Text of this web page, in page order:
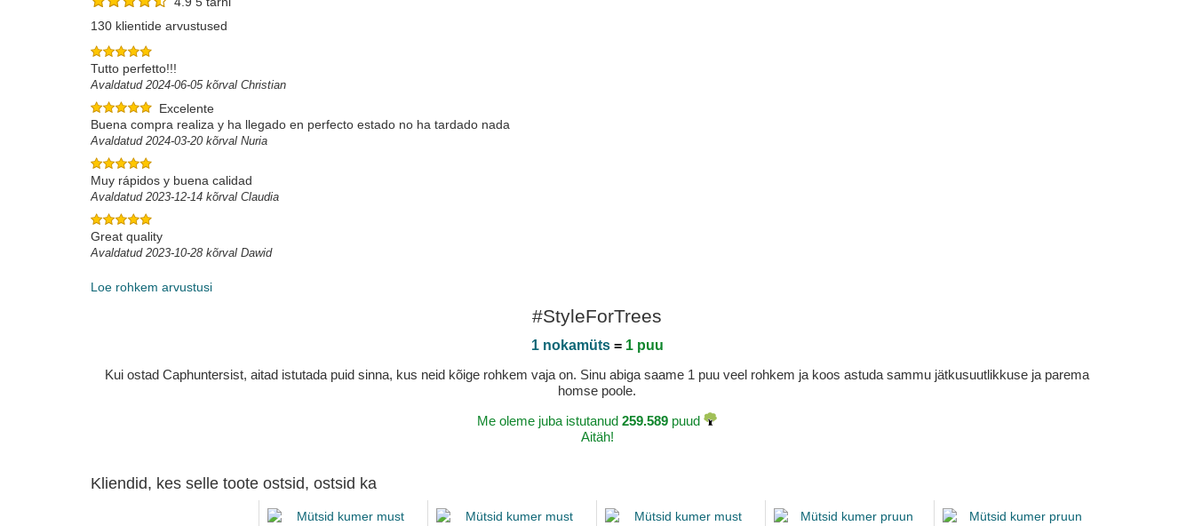
130 klientide arvustused
Tutto perfetto!!!
Avaldatud 2024-06-05 kõrval Christian
Excelente
Buena compra realiza y ha llegado en perfecto estado no ha tardado nada
Avaldatud 2024-03-20 kõrval Nuria
Muy rápidos y buena calidad
Avaldatud 2023-12-14 kõrval Claudia
Great quality
Avaldatud 2023-10-28 kõrval Dawid
Loe rohkem arvustusi
#StyleForTrees
1 nokamüts= 1 puu
Kui ostad Caphuntersist, aitad istutada puid sinna, kus neid kõige rohkem vaja on. Sinu abiga saame 1 puu veel rohkem ja koos astuda sammu jätkusuutlikkuse ja parema
homse poole.
Me oleme juba istutanud 259.589 puud
Aitäh!
Kliendid, kes selle toote ostsid, ostsid ka